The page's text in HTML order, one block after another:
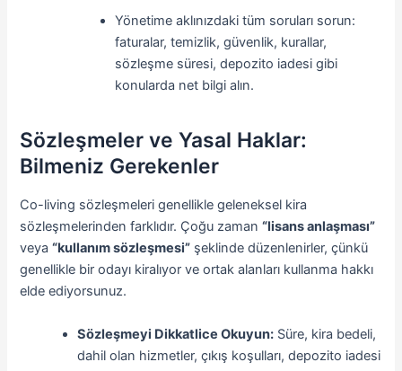
Yönetime aklınızdaki tüm soruları sorun:
faturalar, temizlik, güvenlik, kurallar,
sözleşme süresi, depozito iadesi gibi
konularda net bilgi alın.
Sözleşmeler ve Yasal Haklar:
Bilmeniz Gerekenler
Co-living sözleşmeleri genellikle geleneksel kira
sözleşmelerinden farklıdır. Çoğu zaman“lisans anlaşması”
veya“kullanım sözleşmesi” şeklinde düzenlenirler, çünkü
genellikle bir odayı kiralıyor ve ortak alanları kullanma hakkı
elde ediyorsunuz.
Sözleşmeyi Dikkatlice Okuyun: Süre, kira bedeli,
dahil olan hizmetler, çıkış koşulları, depozito iadesi